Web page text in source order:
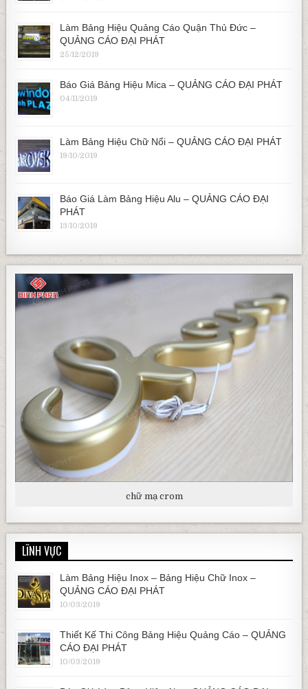
Làm Bảng Hiệu Quảng Cáo Quận Thủ Đức –
QUẢNG CÁO ĐẠI PHÁT
25/12/2019
Báo Giá Bảng Hiệu Mica – QUẢNG CÁO ĐẠI PHÁT
04/11/2019
Làm Bảng Hiệu Chữ Nổi – QUẢNG CÁO ĐẠI PHÁT
19/10/2019
Báo Giá Làm Bảng Hiệu Alu – QUẢNG CÁO ĐẠI
PHÁT
13/10/2019
chữ mạ crom
LĨNH VỰC
Làm Bảng Hiệu Inox – Bảng Hiệu Chữ Inox –
QUẢNG CÁO ĐẠI PHÁT
10/03/2019
Thiết Kế Thi Công Bảng Hiệu Quảng Cáo – QUẢNG
CÁO ĐẠI PHÁT
10/03/2019